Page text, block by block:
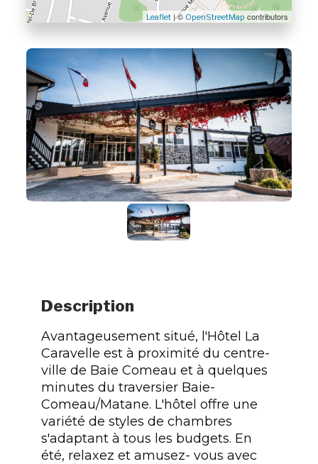
Leaflet| © OpenStreetMap contributors
Description
Avantageusement situé, l'Hôtel La
Caravelle est à proximité du centre-
ville de Baie Comeau et à quelques
minutes du traversier Baie-
Comeau/Matane. L'hôtel offre une
variété de styles de chambres
s'adaptant à tous les budgets. En
été, relaxez et amusez- vous avec